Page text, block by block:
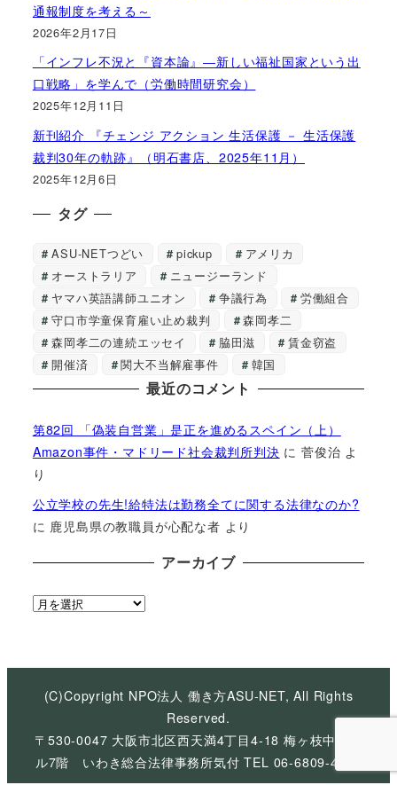
通報制度を考える～
2026年2月17日
「インフレ不況と『資本論』―新しい福祉国家という出
口戦略」を学んで（労働時間研究会）
2025年12月11日
新刊紹介 『チェンジ アクション 生活保護 － 生活保護
裁判30年の軌跡』（明石書店、2025年11月）
2025年12月6日
タグ
ASU-NETつどい pickup
アメリカ
オーストラリア
ニュージーランド
ヤマハ英語講師ユニオン
争議行為
労働組合
守口市学童保育雇い止め裁判
森岡孝二
森岡孝二の連続エッセイ
脇田滋
賃金窃盗
開催済
関大不当解雇事件 韓国
最近のコメント
第82回 「偽装自営業」是正を進めるスペイン（上）
Amazon事件・マドリード社会裁判所判決 に菅俊治 よ
り
公立学校の先生!給特法は勤務全てに関する法律なのか?
に 鹿児島県の教職員が心配な者 より
アーカイブ
ア
イ
(C)Copyright NPO法人 働き方ASU-NET, All Rights
Reserved.
〒530-0047 大阪市北区西天満4丁目4-18 梅ヶ枝中央ビ
ル7階 いわき総合法律事務所気付 TEL 06-6809-4926